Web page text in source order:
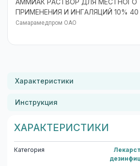
АММИАК РАСТВОР ДЛЯ МЕСТНОГО
ПРИМЕНЕНИЯ И ИНГАЛЯЦИЙ 10%
Самарамедпром ОАО
Характеристики
Инструкция
ХАРАКТЕРИСТИКИ
Категория